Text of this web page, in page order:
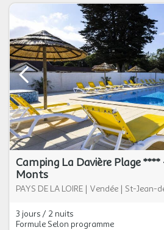
Camping La Davière Plage
Monts
PAYS DE LA LOIRE | Vendée | St-Jean-
3 jours / 2 nuits
Formule Selon programme